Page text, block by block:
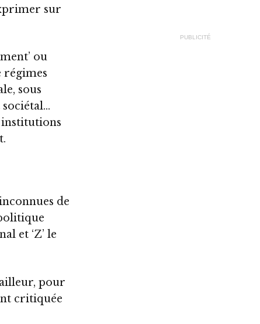
sur
ou
régimes
sous
institutions
de
et ‘Z’ le
pour
critiquée
PUBLICITÉ